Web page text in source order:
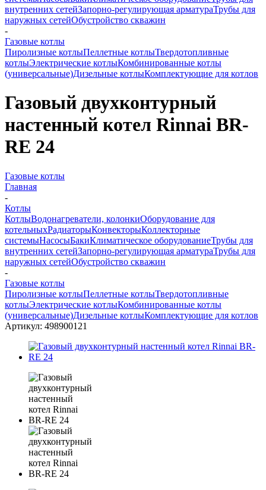
внутренних сетейЗапорно-регулирующая арматураТрубы для
наружных сетейОбустройство скважин
-
Газовые котлы
Пиролизные котлыПеллетные котлыТвердотопливные
котлыЭлектрические котлыКомбинированные котлы
(универсальные)Дизельные котлыКомплектующие для котлов
Газовый двухконтурный
настенный котел Rinnai BR-
RE 24
Газовые котлы
Главная
-
Котлы
КотлыВодонагреватели, колонкиОборудование для
котельныхРадиаторыКонвекторыКоллекторные
системыНасосыБакиКлиматическое оборудованиеТрубы для
внутренних сетейЗапорно-регулирующая арматураТрубы для
наружных сетейОбустройство скважин
-
Газовые котлы
Пиролизные котлыПеллетные котлыТвердотопливные
котлыЭлектрические котлыКомбинированные котлы
(универсальные)Дизельные котлыКомплектующие для котлов
Артикул: 498900121